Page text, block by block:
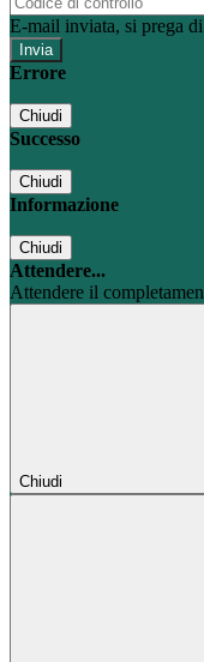
E-mail inviata, si prega
Errore
Chiudi
Successo
Chiudi
Informazione
Chiudi
Attendere...
Attendere il
Chiudi